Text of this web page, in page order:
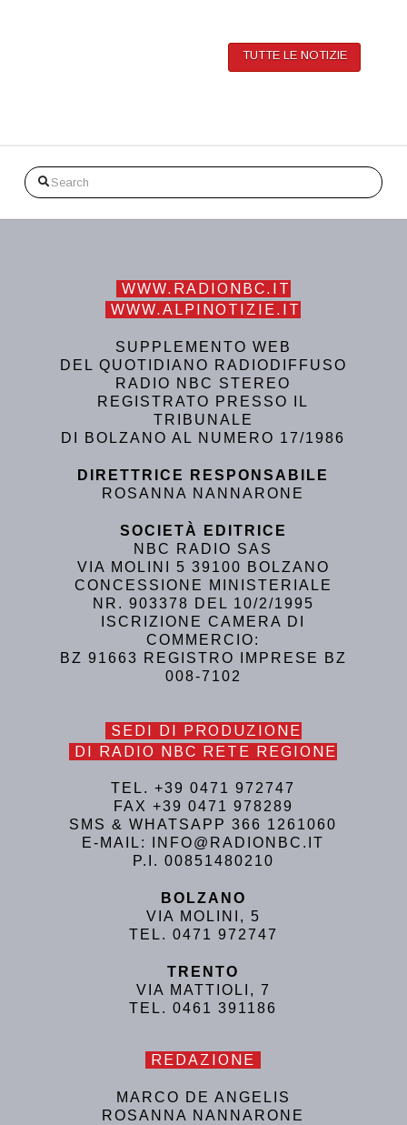
TUTTE LE NOTIZIE
Search
WWW.RADIONBC.IT
WWW.ALPINOTIZIE.IT
SUPPLEMENTO WEB
DEL QUOTIDIANO RADIODIFFUSO
RADIO NBC STEREO
REGISTRATO PRESSO IL
TRIBUNALE
DI BOLZANO AL NUMERO 17/1986
DIRETTRICE RESPONSABILE
ROSANNA NANNARONE
SOCIETÀ EDITRICE
NBC RADIO SAS
VIA MOLINI 5 39100 BOLZANO
CONCESSIONE MINISTERIALE
NR. 903378 DEL 10/2/1995
ISCRIZIONE CAMERA DI
COMMERCIO:
BZ 91663 REGISTRO IMPRESE BZ
008-7102
SEDI DI PRODUZIONE
DI RADIO NBC RETE REGIONE
TEL. +39 0471 972747
FAX +39 0471 978289
SMS & WHATSAPP 366 1261060
E-MAIL: INFO@RADIONBC.IT
P.I. 00851480210
BOLZANO
VIA MOLINI, 5
TEL. 0471 972747
TRENTO
VIA MATTIOLI, 7
TEL. 0461 391186
REDAZIONE
MARCO DE ANGELIS
ROSANNA NANNARONE